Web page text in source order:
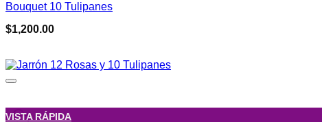
Bouquet 10 Tulipanes
$1,200.00
VISTA RÁPIDA